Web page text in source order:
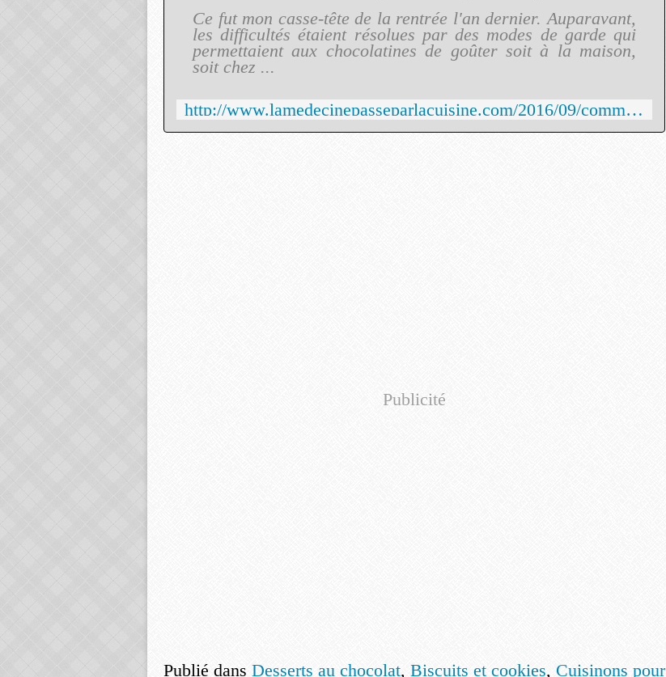
Ce fut mon casse-tête de la rentrée l'an dernier. Auparavant,
les difficultés étaient résolues par des modes de garde qui
permettaient aux chocolatines de goûter soit à la maison,
soit chez ...
http://www.lamedecinepasseparlacuisine.com/2016/09/comment-donner-des-gouters-equilibres-pour-les-enfants.html
Publicité
Publié dans Desserts au chocolat, Biscuits et cookies, Cuisinons pour